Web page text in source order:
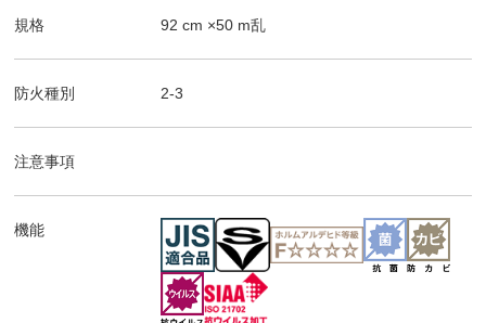
規格 92 cm ×50 m乱
防火種別 2-3
注意事項
機能